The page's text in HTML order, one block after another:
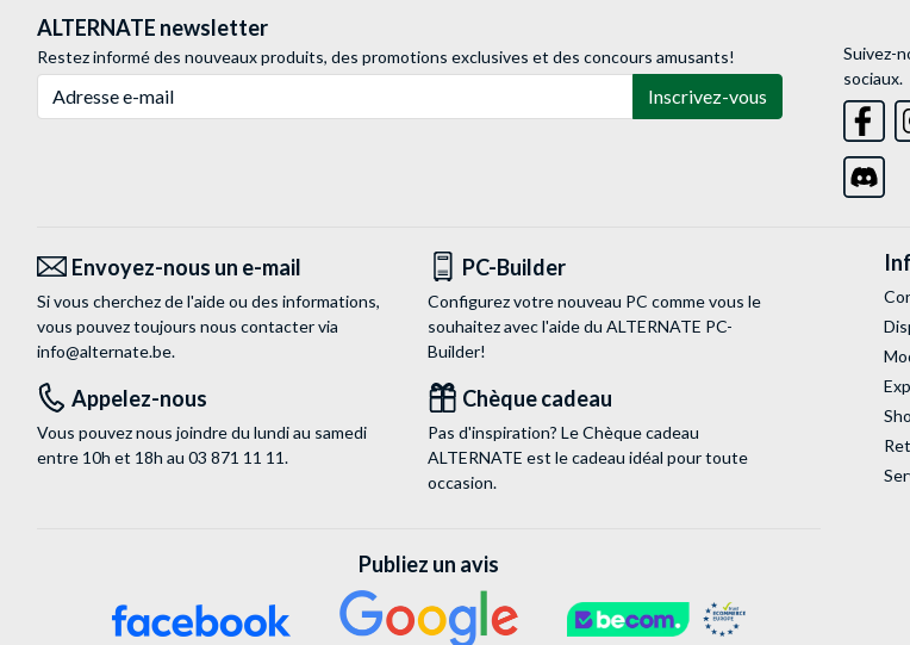
ALTERNATE newsletter
Restez informé des nouveaux produits, des promotions exclusives et des concours amusants!
Inscrivez-vous
Suivez-
sociaux.
Envoyez-nous un e-mail
Si vous cherchez de l'aide ou des informations,
vous pouvez toujours nous contacter via
info@alternate.be.
PC-Builder
Configurez votre nouveau PC comme vous le
souhaitez avec l'aide du ALTERNATE PC-
Builder!
Appelez-nous
Vous pouvez nous joindre du lundi au samedi
entre 10h et 18h au 03 871 11 11.
Chèque cadeau
Pas d'inspiration? Le Chèque cadeau
ALTERNATE est le cadeau idéal pour toute
occasion.
Publiez un avis